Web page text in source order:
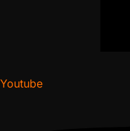
Youtube